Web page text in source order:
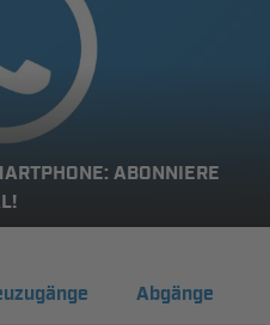
ABONNIERE
Abgänge